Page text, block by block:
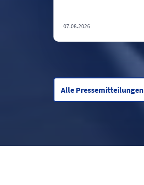
07.08.2026
Alle Pressemitteilungen